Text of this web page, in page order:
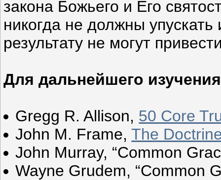
закона Божьего и Его
никогда не должны
результату не могут
Для дальнейшего изучения
Gregg R. Allison, 50 Core
John M. Frame,The
John Murray, “Common
Wayne Grudem, “Common